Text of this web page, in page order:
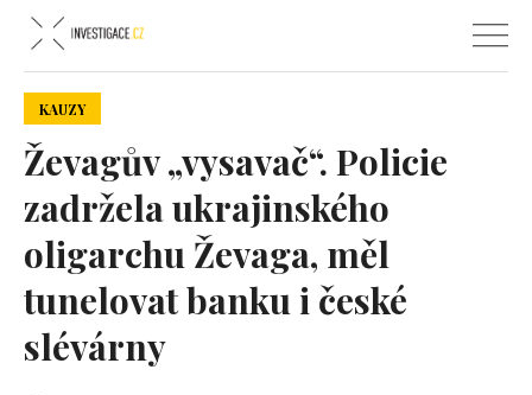
KAUZY
Ževagův „vysavač“. Policie
zadržela ukrajinského
oligarchu Ževaga, měl
tunelovat banku i české
slévárny